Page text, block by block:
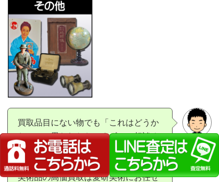
買取品目にない物でも「これはどうか
な？」と思われたら、まずはご相談く
ださい！
掛け軸、茶道具、日本刀など骨董品や
美術品の高価買取は愛研美術にお任せ